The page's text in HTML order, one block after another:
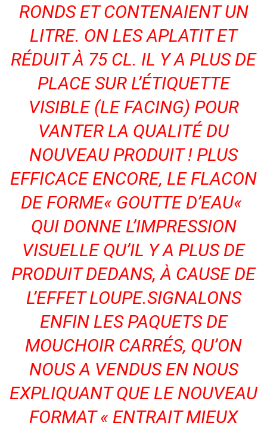
RONDS ET CONTENAIENT UN
LITRE. ON LES APLATITET
RÉDUIT À 75 CL. IL Y A PLUS DE
PLACE SUR L’ÉTIQUETTE
VISIBLE (LE FACING) POUR
VANTER LA QUALITÉ DU
NOUVEAU PRODUIT ! PLUS
EFFICACE ENCORE, LE FLACON
DE FORME« GOUTTE D’EAU«
QUI DONNE L’IMPRESSION
VISUELLE QU’IL Y A PLUS DE
PRODUIT DEDANS, À CAUSE DE
L’EFFET LOUPE.SIGNALONS
ENFIN LES PAQUETS DE
MOUCHOIR CARRÉS, QU’ON
NOUS A VENDUS EN NOUS
EXPLIQUANT QUE LE NOUVEAU
FORMAT« ENTRAIT MIEUX